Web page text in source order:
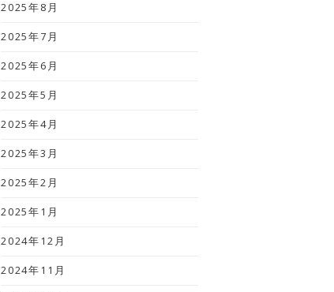
2025年8月
2025年7月
2025年6月
2025年5月
2025年4月
2025年3月
2025年2月
2025年1月
2024年12月
2024年11月